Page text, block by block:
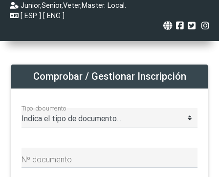
Junior,Senior,Veter,Master. Local.
[ ESP ] [ ENG ]
Comprobar / Gestionar Inscripción
Tipo documento
Nº documento